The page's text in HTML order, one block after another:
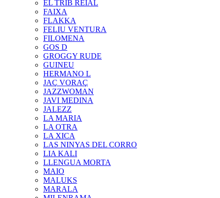
EL TRIB REIAL
FAIXA
FLAKKA
FELIU VENTURA
FILOMENA
GOS D
GROGGY RUDE
GUINEU
HERMANO L
JAÇ VORAÇ
JAZZWOMAN
JAVI MEDINA
JALEZZ
LA MARIA
LA OTRA
LA XICA
LAS NINYAS DEL CORRO
LIA KALI
LLENGUA MORTA
MAIO
MALUKS
MARALA